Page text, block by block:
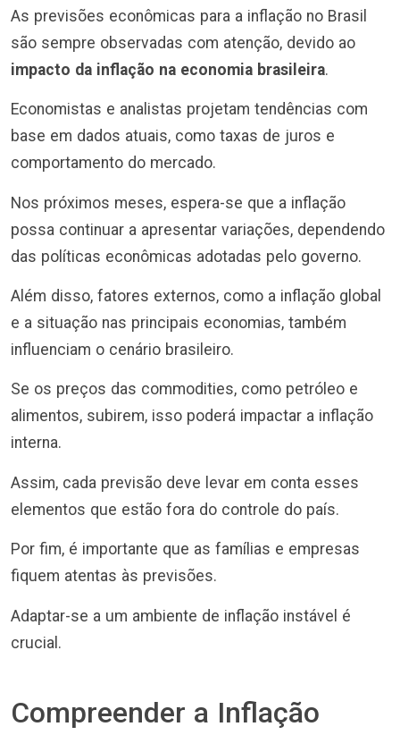
As previsões econômicas para a inflação no Brasil
são sempre observadas com atenção, devido ao
impacto da inflação na economia brasileira.
Economistas e analistas projetam tendências com
base em dados atuais, como taxas de juros e
comportamento do mercado.
Nos próximos meses, espera-se que a inflação
possa continuar a apresentar variações, dependendo
das políticas econômicas adotadas pelo governo.
Além disso, fatores externos, como a inflação global
e a situação nas principais economias, também
influenciam o cenário brasileiro.
Se os preços das commodities, como petróleo e
alimentos, subirem, isso poderá impactar a inflação
interna.
Assim, cada previsão deve levar em conta esses
elementos que estão fora do controle do país.
Por fim, é importante que as famílias e empresas
fiquem atentas às previsões.
Adaptar-se a um ambiente de inflação instável é
crucial.
Compreender a Inflação